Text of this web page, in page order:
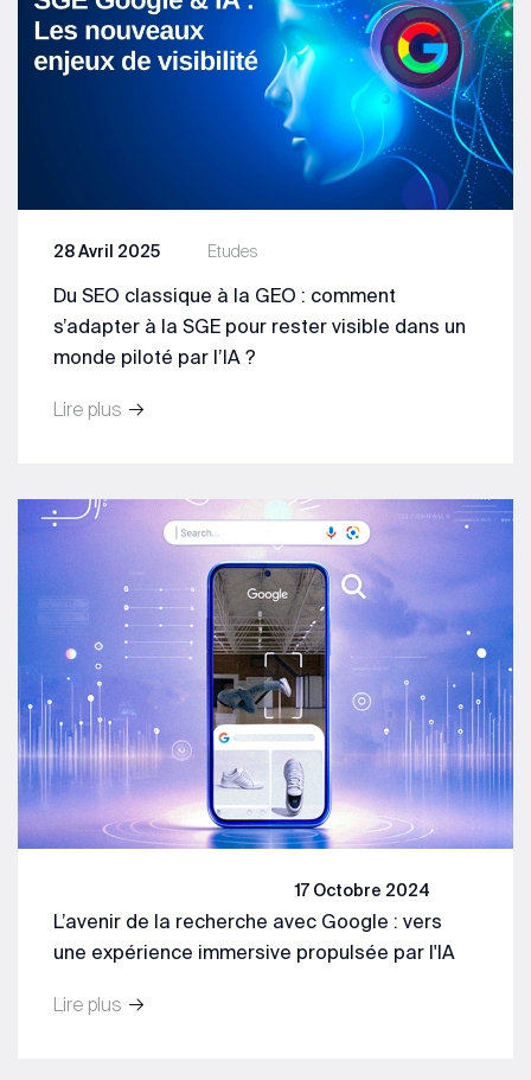
Etudes
28 Avril 2025
Du SEO classique à la GEO : comment
s’adapter à la SGE pour rester visible dans un
monde piloté par l’IA ?
Lire plus
17 Octobre 2024
L’avenir de la recherche avec Google : vers
une expérience immersive propulsée par l'IA
Lire plus